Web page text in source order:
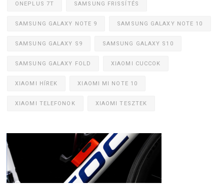
ONEPLUS 7T SAMSUNG FRISSÍTÉS
SAMSUNG GALAXY NOTE 9 SAMSUNG GALAXY NOTE 10
SAMSUNG GALAXY S9 SAMSUNG GALAXY S10
SAMSUNG GALAXY FOLD XIAOMI CUCCOK
XIAOMI HÍREK XIAOMI MI NOTE 10
XIAOMI TELEFONOK XIAOMI TESZTEK